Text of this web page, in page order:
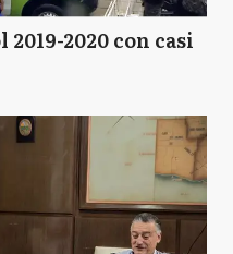
2020 con casi